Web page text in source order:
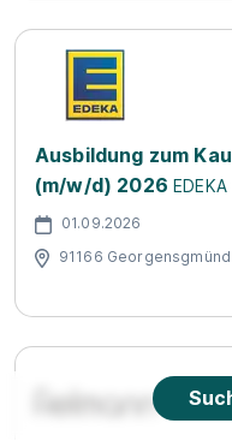
Ausbildung zum
(m/w/d) 2026
01.09.2026
91166 Georgensgmünd